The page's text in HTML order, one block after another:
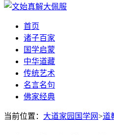
首页
诸子百家
国学启蒙
中华道藏
传统艺术
名言名句
佛家经典
当前位置： 大道家园国学网>道